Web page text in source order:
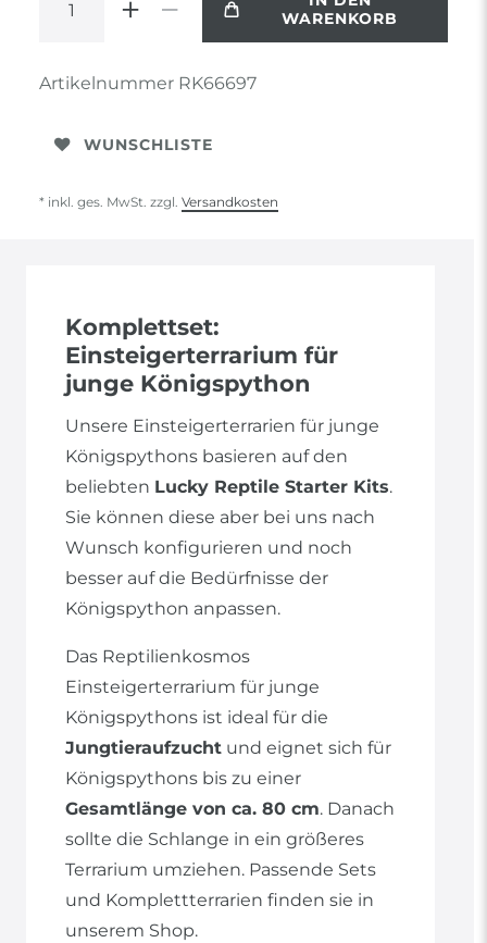
WARENKORB
Artikelnummer RK66697
WUNSCHLISTE
* inkl. ges. MwSt. zzgl. Versandkosten
Komplettset:
Einsteigerterrarium für
junge Königspython
Unsere Einsteigerterrarien für junge
Königspythons basieren auf den
beliebten Lucky Reptile Starter Kits.
Sie können diese aber bei uns nach
Wunsch konfigurieren und noch
besser auf die Bedürfnisse der
Königspython anpassen.
Das Reptilienkosmos
Einsteigerterrarium für junge
Königspythons ist ideal für die
Jungtieraufzucht und eignet sich für
Königspythons bis zu einer
Gesamtlänge von ca. 80 cm. Danach
sollte die Schlange in ein größeres
Terrarium umziehen. Passende Sets
und Komplettterrarien finden sie in
unserem Shop.